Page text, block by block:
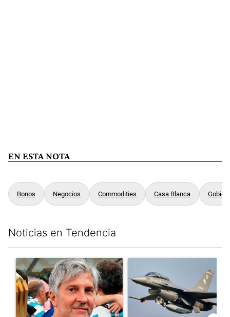
EN ESTA NOTA
Bonos Negocios Commodities Casa Blanca
Noticias en Tendencia
Un artículo de tendencia con el título "Murió Jorge Messi, el